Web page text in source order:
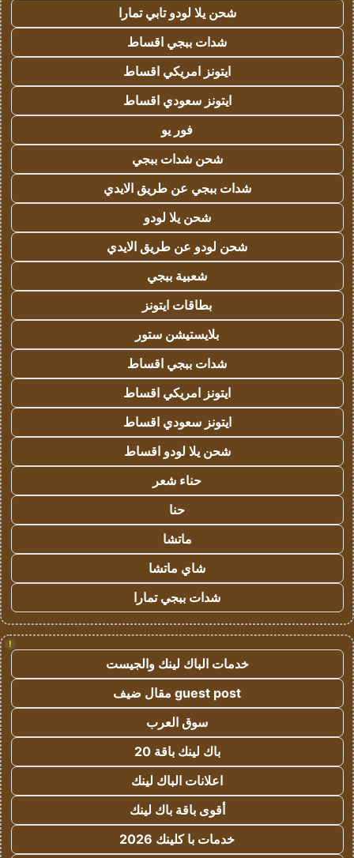
شحن يلا لودو تابي تمارا
شدات ببجي اقساط
ايتونز امريكي اقساط
ايتونز سعودي اقساط
فور يو
شحن شدات ببجي
شدات ببجي عن طريق الايدي
شحن يلا لودو
شحن لودو عن طريق الايدي
شعبية ببجي
بطاقات ايتونز
بلايستيشن ستور
شدات ببجي اقساط
ايتونز امريكي اقساط
ايتونز سعودي اقساط
شحن يلا لودو اقساط
حناء شعر
حنا
ماتشا
شاي ماتشا
شدات ببجي تمارا
!
خدمات الباك لينك والجيست
guest post مقال ضيف
سوق العرب
باك لينك باقة 20
اعلانات الباك لينك
أقوى باقة باك لينك
خدمات با كلينك 2026